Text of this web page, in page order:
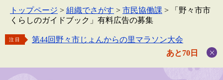
トップページ > 組織でさがす > 市民協働課 >
「野々市市
くらしのガイドブック」有料広告の募集
注目
第44回野々市じょんからの里マラソン大会
あと70日